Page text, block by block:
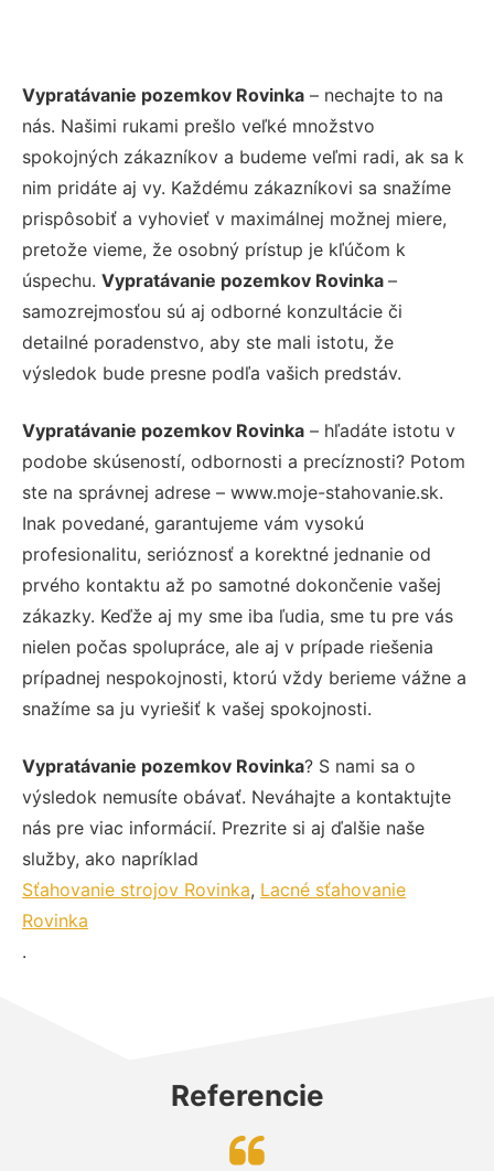
Vypratávanie pozemkov Rovinka – nechajte to na
nás. Našimi rukami prešlo veľké množstvo
spokojných zákazníkov a budeme veľmi radi, ak sa k
nim pridáte aj vy. Každému zákazníkovi sa snažíme
prispôsobiť a vyhovieť v maximálnej možnej miere,
pretože vieme, že osobný prístup je kľúčom k
úspechu. Vypratávanie pozemkov Rovinka –
samozrejmosťou sú aj odborné konzultácie či
detailné poradenstvo, aby ste mali istotu, že
výsledok bude presne podľa vašich predstáv.
Vypratávanie pozemkov Rovinka – hľadáte istotu v
podobe skúseností, odbornosti a precíznosti? Potom
ste na správnej adrese – www.moje-stahovanie.sk.
Inak povedané, garantujeme vám vysokú
profesionalitu, serióznosť a korektné jednanie od
prvého kontaktu až po samotné dokončenie vašej
zákazky. Keďže aj my sme iba ľudia, sme tu pre vás
nielen počas spolupráce, ale aj v prípade riešenia
prípadnej nespokojnosti, ktorú vždy berieme vážne a
snažíme sa ju vyriešiť k vašej spokojnosti.
Vypratávanie pozemkov Rovinka? S nami sa o
výsledok nemusíte obávať. Neváhajte a kontaktujte
nás pre viac informácií. Prezrite si aj ďalšie naše
služby, ako napríklad
Sťahovanie strojov Rovinka, Lacné sťahovanie
Rovinka
.
Referencie